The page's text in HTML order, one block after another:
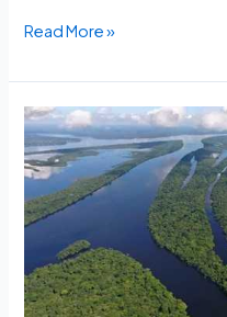
Read More »
Audiência
na
CMA
aponta
capacidade
existente
para
reduzir